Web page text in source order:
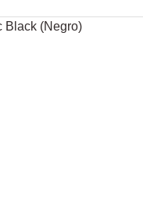
Black (Negro)